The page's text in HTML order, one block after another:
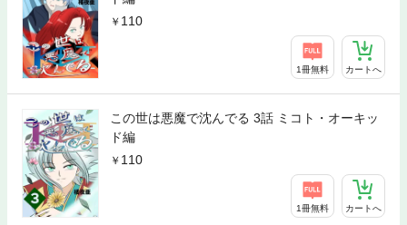
110
1冊無料 カートへ
この世は悪魔で沈んでる 3話 ミコト・オーキッ
ド編
110
1冊無料 カートへ